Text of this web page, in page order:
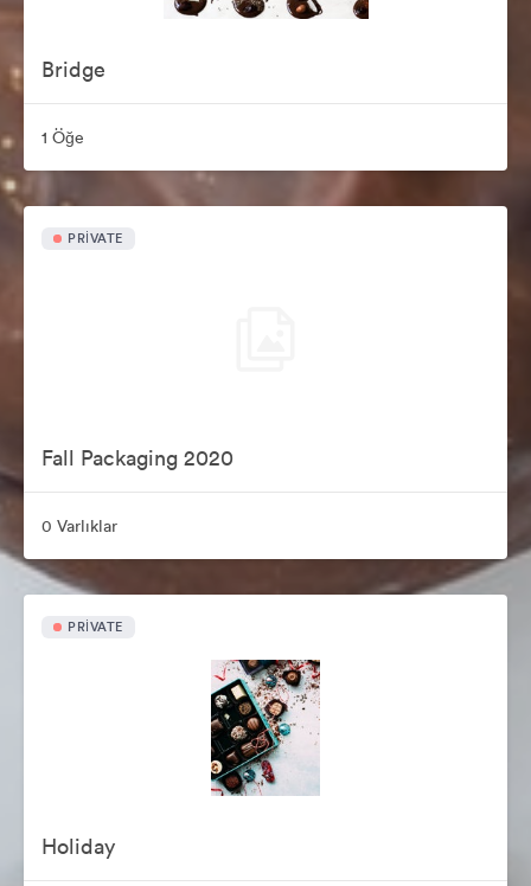
Bridge
1 Öğe
PRIVATE
Fall Packaging 2020
0 Varlıklar
PRIVATE
Holiday